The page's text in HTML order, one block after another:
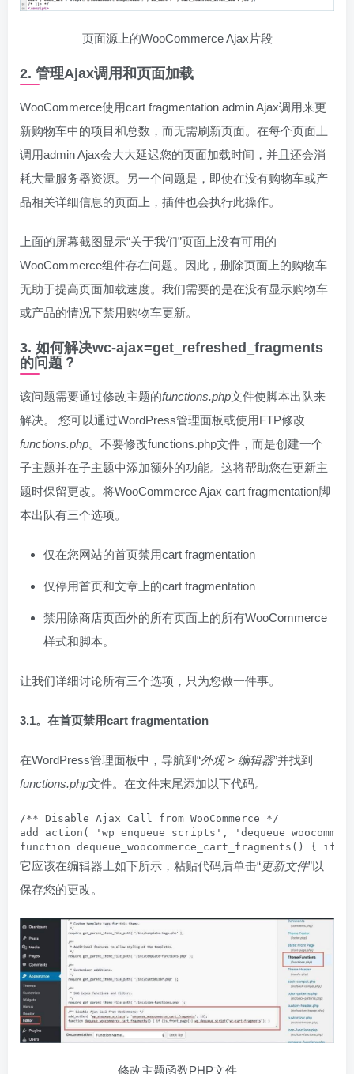
页面源上的WooCommerce Ajax片段
2. 管理Ajax调用和页面加载
WooCommerce使用cart fragmentation admin Ajax调用来更
新购物车中的项目和总数，而无需刷新页面。在每个页面上
调用admin Ajax会大大延迟您的页面加载时间，并且还会消
耗大量服务器资源。另一个问题是，即使在没有购物车或产
品相关详细信息的页面上，插件也会执行此操作。
上面的屏幕截图显示“关于我们”页面上没有可用的
WooCommerce组件存在问题。因此，删除页面上的购物车
无助于提高页面加载速度。我们需要的是在没有显示购物车
或产品的情况下禁用购物车更新。
3. 如何解决wc-ajax=get_refreshed_fragments
的问题？
该问题需要通过修改主题的functions.php文件使脚本出队来
解决。 您可以通过WordPress管理面板或使用FTP修改
functions.php。不要修改functions.php文件，而是创建一个
子主题并在子主题中添加额外的功能。这将帮助您在更新主
题时保留更改。将WooCommerce Ajax cart fragmentation脚
本出队有三个选项。
仅在您网站的首页禁用cart fragmentation
仅停用首页和文章上的cart fragmentation
禁用除商店页面外的所有页面上的所有WooCommerce
样式和脚本。
让我们详细讨论所有三个选项，只为您做一件事。
3.1。在首页禁用cart fragmentation
在WordPress管理面板中，导航到“外观 > 编辑器”并找到
functions.php文件。在文件末尾添加以下代码。
/** Disable Ajax Call from WooCommerce */
add_action( 'wp_enqueue_scripts',
function dequeue_woocommerce_cart_fragments() {
它应该在编辑器上如下所示，粘贴代码后单击“更新文件”以
保存您的更改。
修改主题函数PHP文件